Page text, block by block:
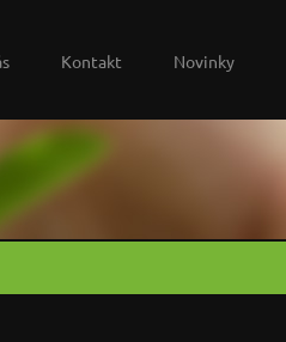
Kontakt Novinky